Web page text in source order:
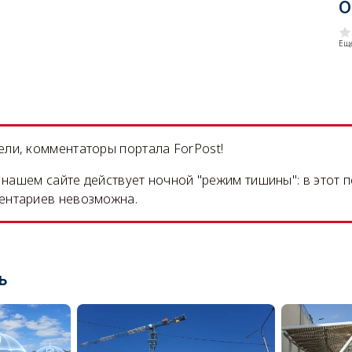
комментаторы портала ForPost!
сайте действует ночной "режим тишины": в этот
невозможна.